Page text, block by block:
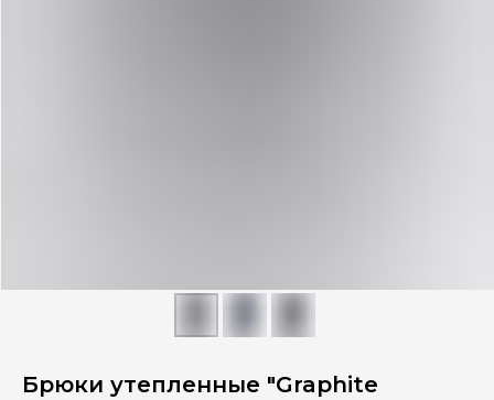
Брюки утепленные "Graphite